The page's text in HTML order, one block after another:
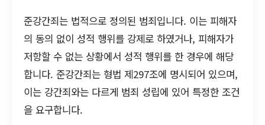
준강간죄는 법적으로 정의된 범죄입니다. 이는 피해자
의 동의 없이 성적 행위를 강제로 하였거나, 피해자가
저항할 수 없는 상황에서 성적 행위를 한 경우에 해당
합니다. 준강간죄는 형법 제297조에 명시되어 있으며,
이는 강간죄와는 다르게 범죄 성립에 있어 특정한 조건
을 요구합니다.